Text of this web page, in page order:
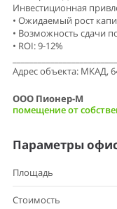
Инвестиционная
• Ожидаемый рост
• Возможность сдачи
• ROI: 9-12%
Адрес объекта: МКАД,
ООО Пионер-М
помещение от
Параметры
Площадь
Стоимость